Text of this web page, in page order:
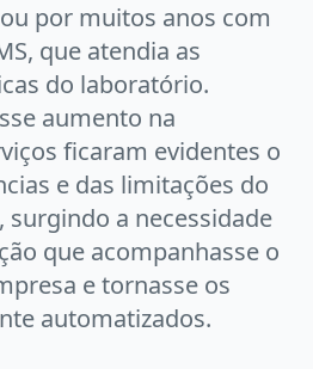
por muitos anos com
que atendia as
do laboratório.
aumento na
ficaram evidentes o
e das limitações do
a necessidade
que acompanhasse o
e tornasse os
automatizados.